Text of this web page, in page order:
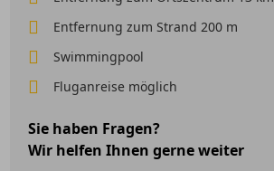
Entfernung zum Strand 200 m
Swimmingpool
Fluganreise möglich
Sie haben Fragen?
Wir helfen Ihnen gerne weiter